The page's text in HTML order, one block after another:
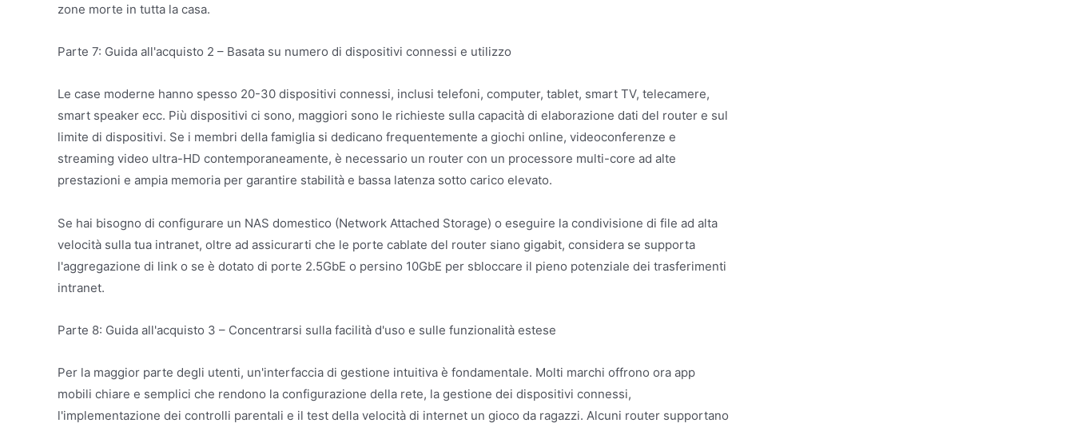
zone morte in tutta la casa.
Parte 7: Guida all'acquisto 2 – Basata su numero di dispositivi connessi e utilizzo
Le case moderne hanno spesso 20-30 dispositivi connessi, inclusi telefoni, computer, tablet, smart TV, telecamere,
smart speaker ecc. Più dispositivi ci sono, maggiori sono le richieste sulla capacità di elaborazione dati del router e sul
limite di dispositivi. Se i membri della famiglia si dedicano frequentemente a giochi online, videoconferenze e
streaming video ultra-HD contemporaneamente, è necessario un router con un processore multi-core ad alte
prestazioni e ampia memoria per garantire stabilità e bassa latenza sotto carico elevato.
Se hai bisogno di configurare un NAS domestico (Network Attached Storage) o eseguire la condivisione di file ad alta
velocità sulla tua intranet, oltre ad assicurarti che le porte cablate del router siano gigabit, considera se supporta
l'aggregazione di link o se è dotato di porte 2.5GbE o persino 10GbE per sbloccare il pieno potenziale dei trasferimenti
intranet.
Parte 8: Guida all'acquisto 3 – Concentrarsi sulla facilità d'uso e sulle funzionalità estese
Per la maggior parte degli utenti, un'interfaccia di gestione intuitiva è fondamentale. Molti marchi offrono ora app
mobili chiare e semplici che rendono la configurazione della rete, la gestione dei dispositivi connessi,
l'implementazione dei controlli parentali e il test della velocità di internet un gioco da ragazzi. Alcuni router supportano